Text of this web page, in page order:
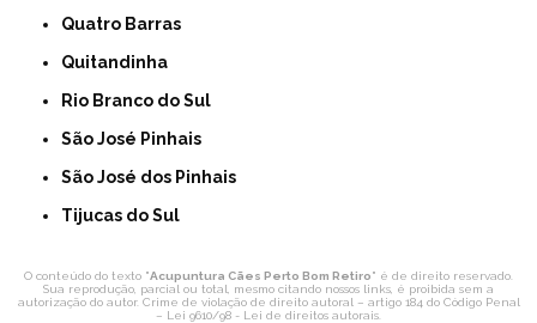
Quatro Barras
Quitandinha
Rio Branco do Sul
São José Pinhais
São José dos Pinhais
Tijucas do Sul
O conteúdo do texto "Acupuntura Cães Perto Bom Retiro" é de direito reservado.
Sua reprodução, parcial ou total, mesmo citando nossos links, é proibida sem a
autorização do autor. Crime de violação de direito autoral – artigo 184 do Código Penal
– Lei 9610/98 - Lei de direitos autorais